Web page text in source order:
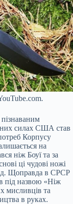
силах США став
Корпусу
на
ніж Боуї та за
ці чудові ножі
Щоправда в СРСР
під назвою «Ніж
мисливців та
в руках.